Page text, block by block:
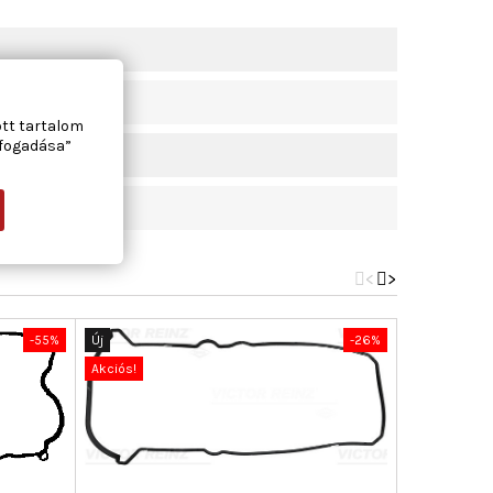
>
<
-55% -26%
Új
Akciós!
tartalom